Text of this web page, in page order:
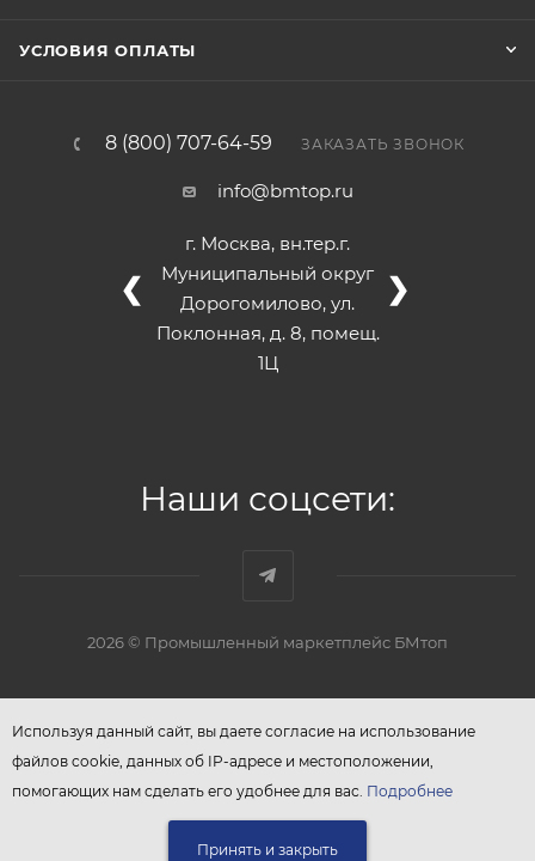
УСЛОВИЯ ОПЛАТЫ
8 (800) 707-64-59 ЗАКАЗАТЬ ЗВОНОК
info@bmtop.ru
г. Москва, вн.тер.г.
Муниципальный округ
Дорогомилово, ул.
Поклонная, д. 8, помещ.
1Ц
❮ ❯
Наши соцсети:
2026 © Промышленный маркетплейс БМтоп
Используя данный сайт, вы даете согласие на использование
файлов cookie, данных об IP-адресе и местоположении,
помогающих нам сделать его удобнее для вас. Подробнее
Принять и закрыть